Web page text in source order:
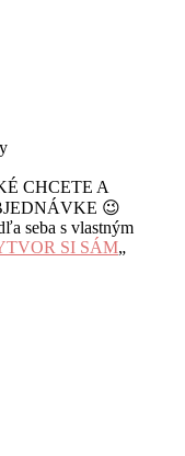
CHCETE A
😉
seba s vlastným
SI SÁM„